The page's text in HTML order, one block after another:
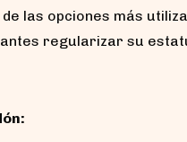
las opciones más
regularizar su